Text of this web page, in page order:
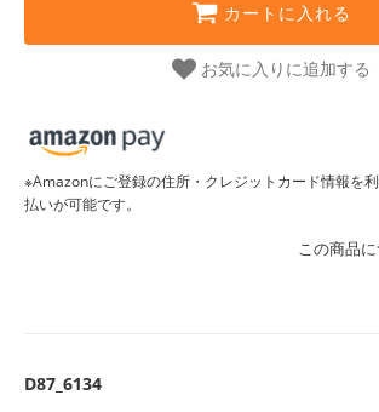
カートに入れる
お気に入りに追加する
※Amazonにご登録の住所・クレジットカード情報を
払いが可能です。
この商品
D87_6134